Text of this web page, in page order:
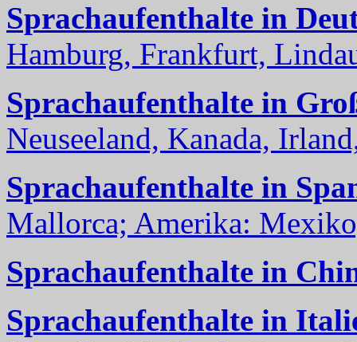
Sprachaufenthalte in
Hamburg, Frankfurt,
Sprachaufenthalte in
Neuseeland, Kanada,
Sprachaufenthalte in
Mallorca; Amerika:
Sprachaufenthalte in
Sprachaufenthalte in